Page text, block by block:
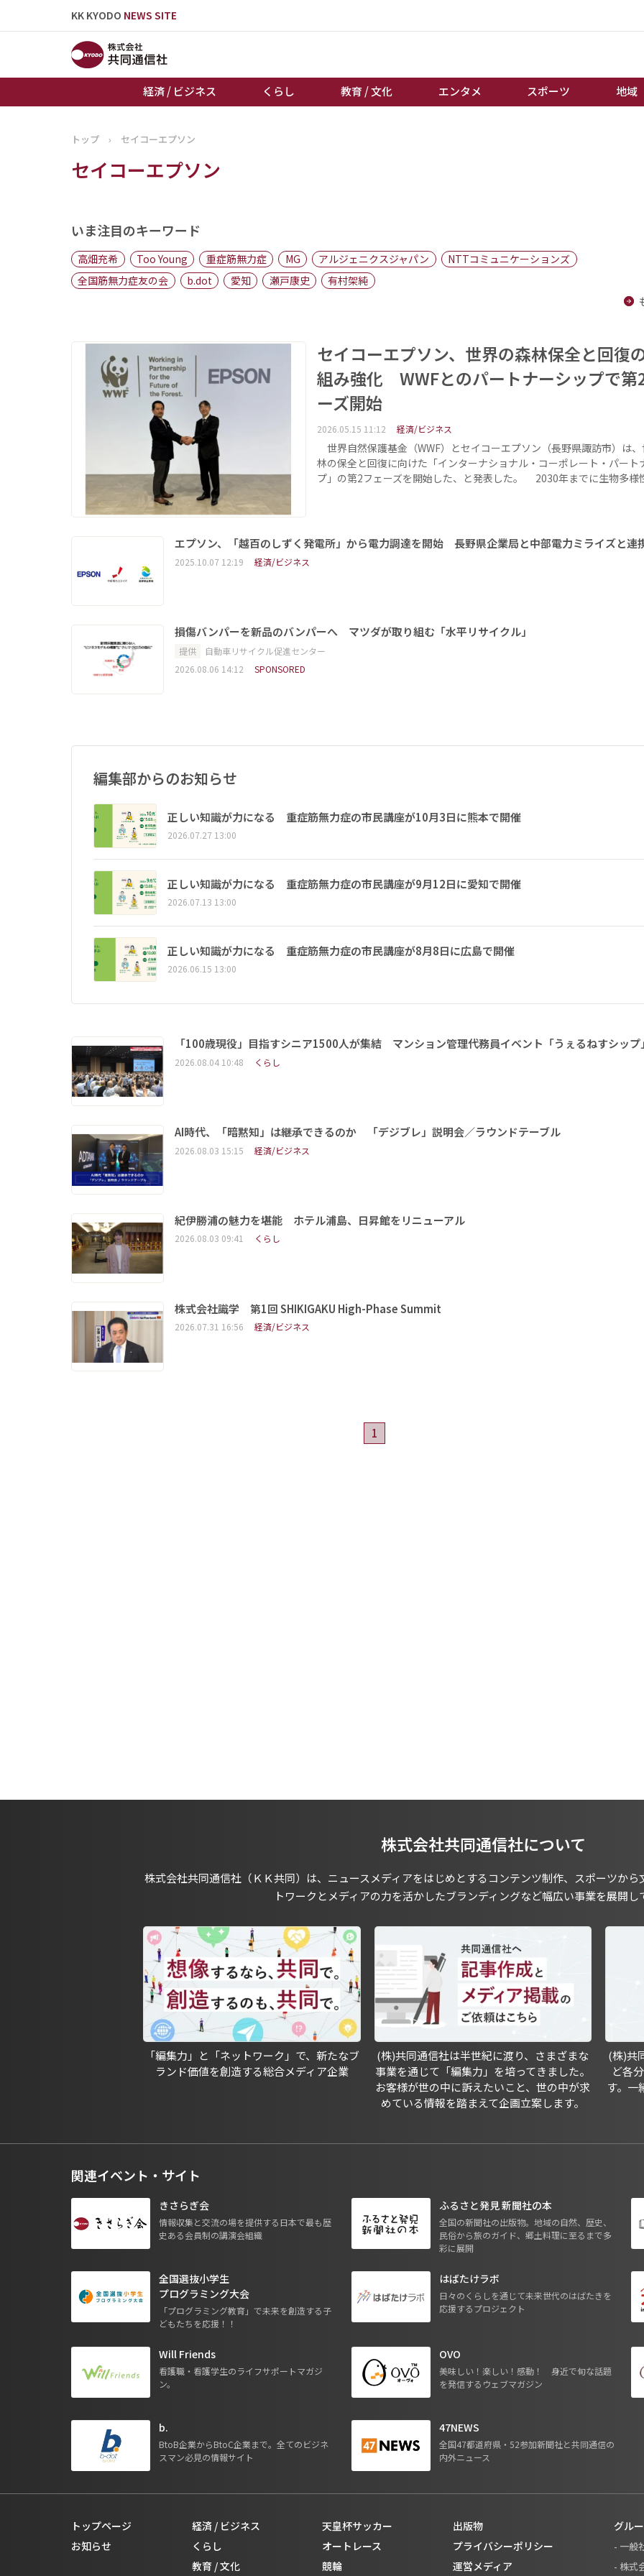
KK KYODO NEWS SITE
経済 / ビジネス くらし 教育 / 文化 エンタメ スポーツ 地域
トップページ
お知らせ
地域
キーパーソン
棋王戦
トップ › セイコーエプソン
セイコーエプソン
いま注目のキーワード
高畑充希 Too Young 重症筋無力症 MG アルジェニクスジャパン
NTTコミュニケーションズ
全国筋無力症友の会
b.dot 愛知 瀬戸康史
有村架純
セイコーエプソン、世界の森林保全と回復
組み強化 WWFとのパートナーシップで第
ーズ開始
2026.05.15 11:12 経済/ビジネス
世界自然保護基金（WWF）とセイコーエプソン（長野県諏訪市）は
林の保全と回復に向けた「インターナショナル・コーポレート・パート
プ」の第2フェーズを開始した、と発表した。 2030年までに生物多
エプソン、「越百のしずく発電所」から電力調達を開始 長野県企業局と中部電力ミライズと連
2025.10.07 12:19 経済/ビジネス
損傷バンパーを新品のバンパーへ マツダが取り組む「水平リサイクル」
提供
自動車リサイクル促進センター
2026.08.06 14:12
SPONSORED
編集部からのお知らせ
正しい知識が力になる 重症筋無力症の市民講座が10月3日に熊本で開催
2026.07.27 13:00
正しい知識が力になる 重症筋無力症の市民講座が9月12日に愛知で開催
2026.07.13 13:00
正しい知識が力になる 重症筋無力症の市民講座が8月8日に広島で開催
2026.06.15 13:00
「100歳現役」目指すシニア1500人が集結 マンション管理代務員イベント「うぇるねすシップ
2026.08.04 10:48 くらし
AI時代、「暗黙知」は継承できるのか 「デジブレ」説明会／ラウンドテーブル
2026.08.03 15:15 経済/ビジネス
紀伊勝浦の魅力を堪能 ホテル浦島、日昇館をリニューアル
2026.08.03 09:41 くらし
株式会社識学 第1回 SHIKIGAKU High-Phase Summit
2026.07.31 16:56 経済/ビジネス
1
株式会社共同通信社について
株式会社共同通信社（ＫＫ共同）は、ニュースメディアをはじめとするコンテンツ制作、スポーツか
トワークとメディアの力を活かしたブランディングなど幅広い事業を展開し
「編集力」と「ネットワーク」で、新たなブ
ランド価値を創造する総合メディア企業
(株)共同通信社は半世紀に渡り、さまざまな
事業を通じて「編集力」を培ってきました。
お客様が世の中に訴えたいこと、世の中が求
めている情報を踏まえて企画立案します。
(株)共
ど各
す。一
関連イベント・サイト
きさらぎ会
情報収集と交流の場を提供する日本で最も歴
史ある会員制の講演会組織
ふるさと発見 新聞社の本
全国の新聞社の出版物。地域の自然、歴史、
民俗から旅のガイド、郷土料理に至るまで多
彩に展開
全国選抜小学生
プログラミング大会
「プログラミング教育」で未来を創造する子
どもたちを応援！！
はばたけラボ
日々のくらしを通じて未来世代のはばたきを
応援するプロジェクト
Will Friends
看護職・看護学生のライフサポートマガジ
ン。
OVO
美味しい！楽しい！感動！ 身近で旬な話題
を発信するウェブマガジン
b.
BtoB企業からBtoC企業まで。全てのビジネ
スマン必見の情報サイト
47NEWS
全国47都道府県・52参加新聞社と共同通信の
内外ニュース
トップページ
お知らせ
経済 / ビジネス
くらし
教育 / 文化
天皇杯サッカー
オートレース
競輪
出版物
プライバシーポリシー
運営メディア
グル
- 一般
- 株式